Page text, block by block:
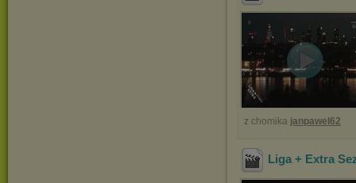
z chomika janpawel62
Liga + Extra